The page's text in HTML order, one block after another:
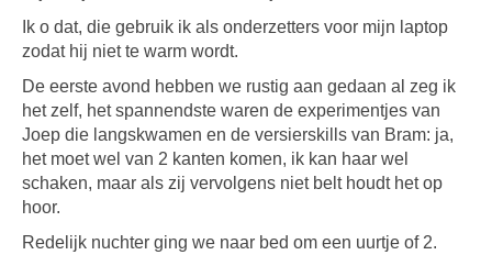
Ik o dat, die gebruik ik als onderzetters voor mijn laptop
zodat hij niet te warm wordt.
De eerste avond hebben we rustig aan gedaan al zeg ik
het zelf, het spannendste waren de experimentjes van
Joep die langskwamen en de versierskills van Bram: ja,
het moet wel van 2 kanten komen, ik kan haar wel
schaken, maar als zij vervolgens niet belt houdt het op
hoor.
Redelijk nuchter ging we naar bed om een uurtje of 2.